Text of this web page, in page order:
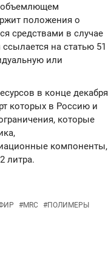
положения о
средствами в случае
на статью 51
или
в конце декабря
которых в Россию и
которые
компоненты,
литра.
#MRC #ПОЛИМЕРЫ